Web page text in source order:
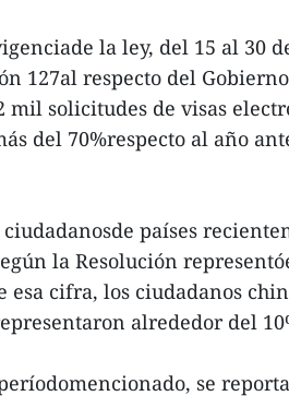
la ley, del 15 al 30
127al respecto del
mil solicitudes de visas
del 70%respecto al año
países
la Resolución
esa cifra, los ciudadanos
alrededor del
se